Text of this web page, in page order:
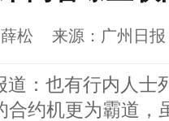
薛松 来源： 广州日报
： 也有行内人士
合约机更为霸道，